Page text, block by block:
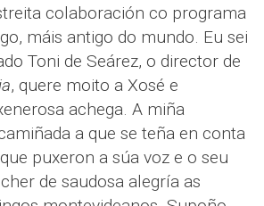
colaboración co programa
máis antigo do mundo. Eu sei
Toni de Seárez, o director de
, quere moito a Xosé e
achega. A miña
a que se teña en conta
puxeron a súa voz e o seu
de saudosa alegría as